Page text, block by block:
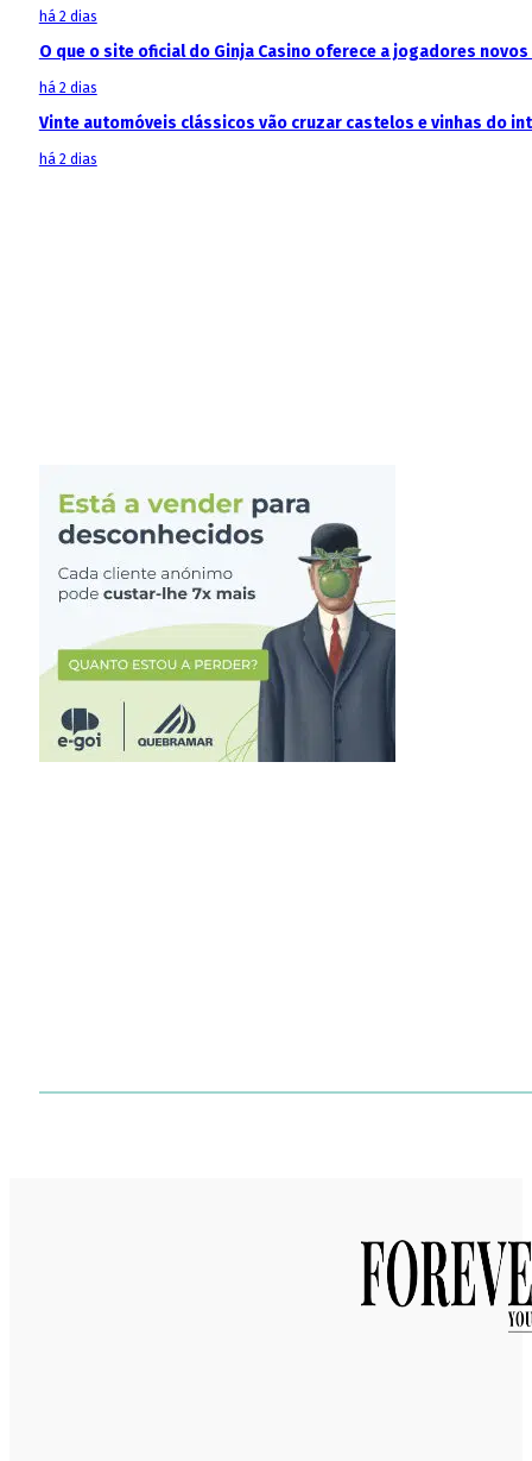
há 2 dias
O que o site oficial do Ginja Casino oferece a jogadores
há 2 dias
Vinte automóveis clássicos vão cruzar castelos e vinhas do
há 2 dias